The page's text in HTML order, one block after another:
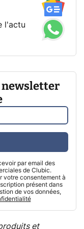
l'actu
newsletter
par email des
de Clubic.
votre consentement à
présent dans
de vos données,
et